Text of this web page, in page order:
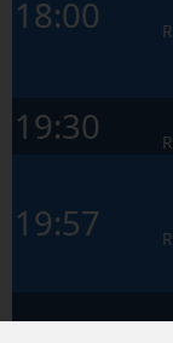
18:00 R
19:30 R
19:57 R